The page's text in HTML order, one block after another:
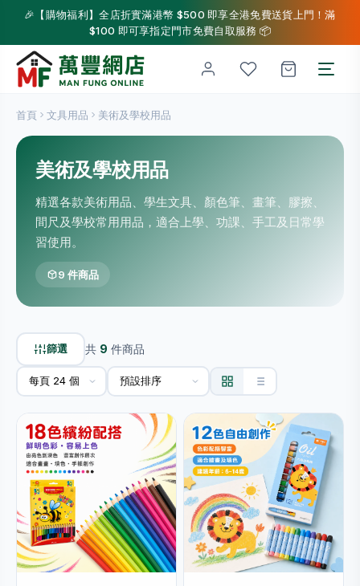
🎉【購物福利】全店折實滿港幣 $500 即享全港免費送貨上門！滿
$100 即可享指定門市免費自取服務 📦
首頁 文具用品 美術及學校用品
美術及學校用品
精選各款美術用品、學生文具、顏色筆、畫筆、膠擦、
間尺及學校常用用品，適合上學、功課、手工及日常學
習使用。
9 件商品
篩選 共 9 件商品